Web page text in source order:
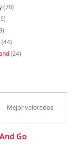
(70)
(44)
(24)
Mejor valorados
Go